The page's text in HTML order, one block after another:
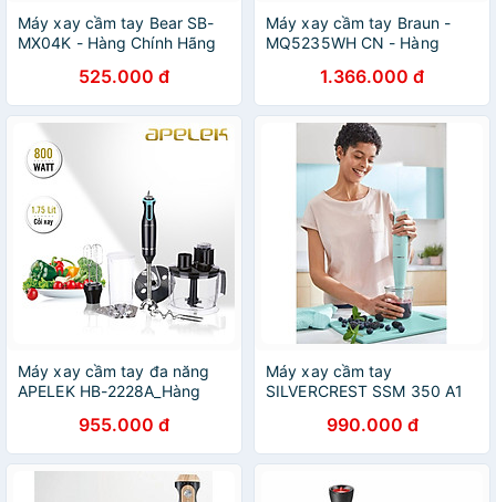
Máy xay cầm tay Bear SB-
MX04K - Hàng Chính Hãng
525.000 đ
Máy xay cầm tay Braun -
MQ5235WH CN - Hàng
1.366.000 đ
Máy xay cầm tay đa năng
APELEK HB-2228A_Hàng
955.000 đ
Máy xay cầm tay
SILVERCREST SSM 350 A1
990.000 đ